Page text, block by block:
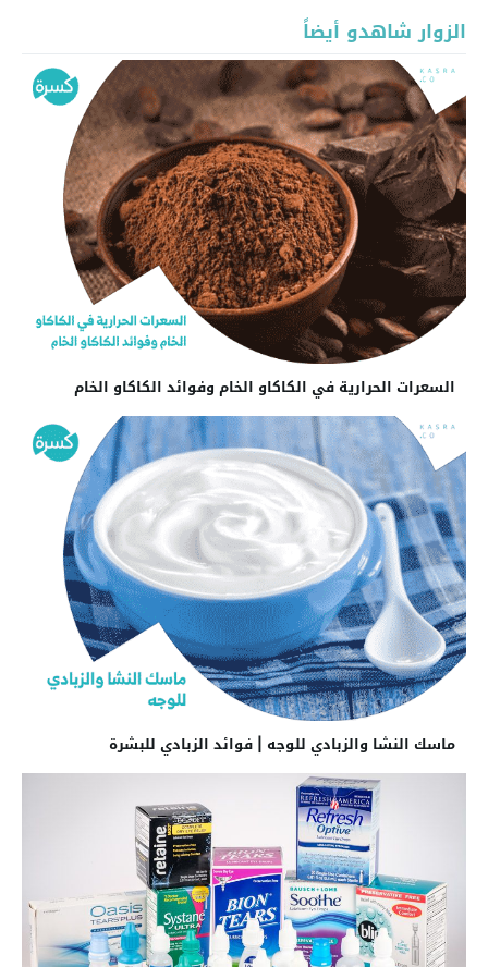
الزوار شاهدو أيضاً
السعرات الحرارية في الكاكاو الخام وفوائد الكاكاو الخام
ماسك النشا والزبادي للوجه | فوائد الزبادي للبشرة